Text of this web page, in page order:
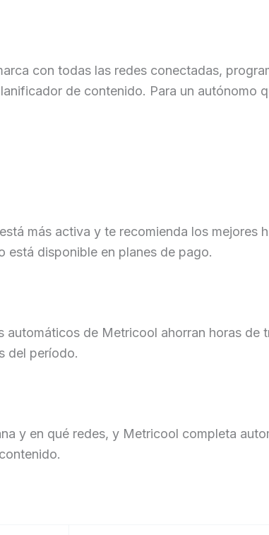
con todas las redes conectadas,
de contenido. Para un autónomo
más activa y te recomienda los mejores
está disponible en planes de pago.
de Metricool ahorran horas de
del período.
y en qué redes, y Metricool completa